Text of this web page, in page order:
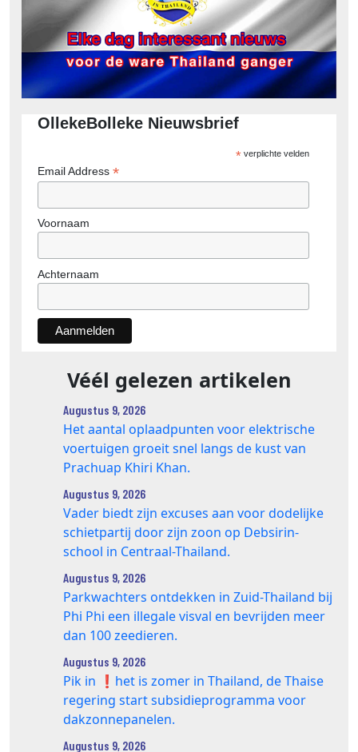
OllekeBolleke Nieuwsbrief
*verplichte velden
Email Address *
Voornaam
Achternaam
Véél gelezen artikelen
Augustus 9, 2026
Het aantal oplaadpunten voor elektrische
voertuigen groeit snel langs de kust van
Prachuap Khiri Khan.
Augustus 9, 2026
Vader biedt zijn excuses aan voor dodelijke
schietpartij door zijn zoon op Debsirin-
school in Centraal-Thailand.
Augustus 9, 2026
Parkwachters ontdekken in Zuid-Thailand bij
Phi Phi een illegale visval en bevrijden meer
dan 100 zeedieren.
Augustus 9, 2026
Pik in ❗️het is zomer in Thailand, de Thaise
regering start subsidieprogramma voor
dakzonnepanelen.
Augustus 9, 2026